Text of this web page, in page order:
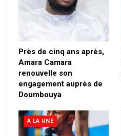
Près de cinq ans après,
Amara Camara
renouvelle son
engagement auprès de
Doumbouya
A LA UNE